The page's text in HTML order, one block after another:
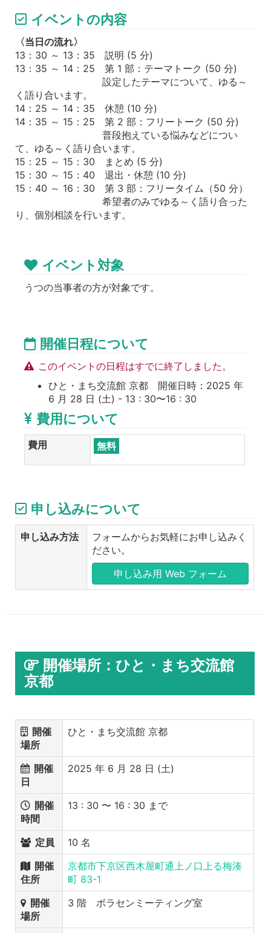
イベントの内容
〈当日の流れ〉
13：30 ～ 13：35 説明 (5 分)
13：35 ～ 14：25 第 1 部：テーマトーク (50 分)
設定したテーマについて、ゆる～
く語り合います。
14：25 ～ 14：35 休憩 (10 分)
14：35 ～ 15：25 第 2 部：フリートーク (50 分)
普段抱えている悩みなどについ
て、ゆる～く語り合います。
15：25 ～ 15：30 まとめ (5 分)
15：30 ～ 15：40 退出・休憩 (10 分)
15：40 ～ 16：30 第 3 部：フリータイム（50 分）
希望者のみでゆる～く語り合った
り、個別相談を行います。
イベント対象
うつの当事者の方が対象です。
開催日程について
このイベントの日程はすでに終了しました。
ひと・まち交流館 京都 開催日時：2025 年
6 月 28 日 (土) - 13 : 30〜16 : 30
費用について
費用 無料
申し込みについて
申し込み方法
フォームからお気軽にお申し込みく
ださい。
申し込み用 Web フォーム
開催場所：ひと・まち交流館
京都
開催
場所
ひと・まち交流館 京都
開催
日
2025 年 6 月 28 日 (土)
開催
時間
13 : 30 〜 16 : 30 まで
定員
10 名
開催
住所
京都市下京区西木屋町通上ノ口上る梅湊
町 83-1
開催
場所
3 階 ボラセンミーティング室